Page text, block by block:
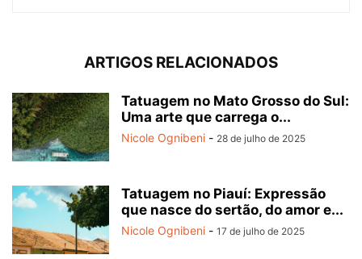
ARTIGOS RELACIONADOS
Tatuagem no Mato Grosso do Sul:
Uma arte que carrega o...
Nicole Ognibeni - 28 de julho de 2025
Tatuagem no Piauí: Expressão
que nasce do sertão, do amor e...
Nicole Ognibeni - 17 de julho de 2025